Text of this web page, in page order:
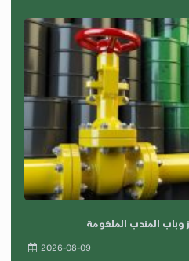
وباب المندب الملغومة
2026-08-09